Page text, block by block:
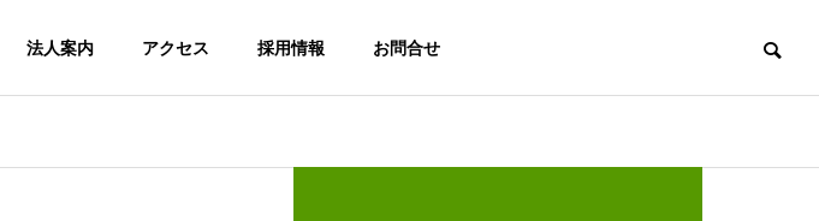
法人案内 アクセス 採用情報 お問合せ